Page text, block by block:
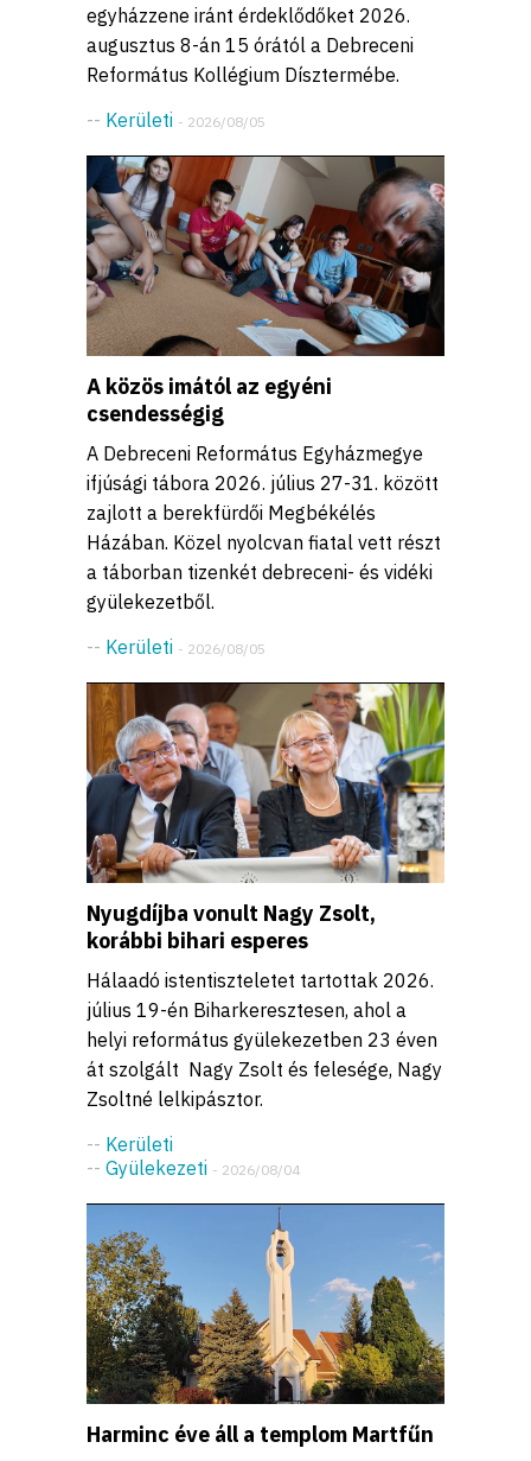
egyházzene iránt érdeklődőket 2026.
augusztus 8-án 15 órától a Debreceni
Református Kollégium Dísztermébe.
-- Kerületi - 2026/08/05
A közös imától az egyéni
csendességig
A Debreceni Református Egyházmegye
ifjúsági tábora 2026. július 27-31. között
zajlott a berekfürdői Megbékélés
Házában. Közel nyolcvan fiatal vett részt
a táborban tizenkét debreceni- és vidéki
gyülekezetből.
-- Kerületi - 2026/08/05
Nyugdíjba vonult Nagy Zsolt,
korábbi bihari esperes
Hálaadó istentiszteletet tartottak 2026.
július 19-én Biharkeresztesen, ahol a
helyi református gyülekezetben 23 éven
át szolgált Nagy Zsolt és felesége, Nagy
Zsoltné lelkipásztor.
-- Kerületi
-- Gyülekezeti - 2026/08/04
Harminc éve áll a templom Martfűn